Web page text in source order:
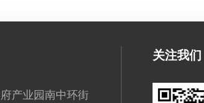
产业园南中环街
关注我们